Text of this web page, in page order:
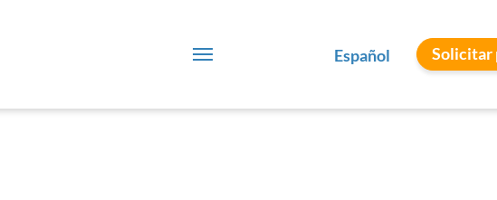
Español Solicitar